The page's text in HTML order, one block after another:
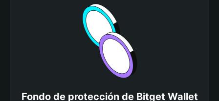
Fondo de protección de Bitget Wallet